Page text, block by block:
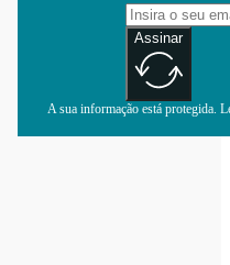
Assinar
A sua informação está protegida.